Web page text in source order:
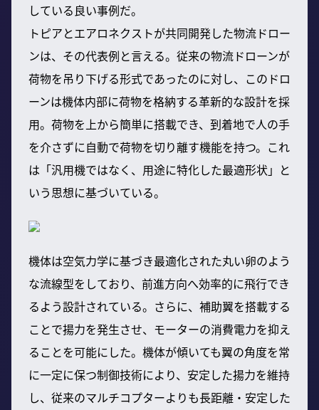
している良い事例だ。
トピアとエアロネクストが共同開発した物流ドロー
ンは、その代表例と言える。従来の物流ドローンが
荷物を吊り下げる形式であったのに対し、このドロ
ーンは機体内部に荷物を格納する革新的な設計を採
用。荷物を上から簡単に搭載でき、到着地で人の手
を介さずに自動で荷物を切り離す機能を持つ。これ
は「汎用機ではなく、用途に特化した最適形状」と
いう思想に基づいている。
機体は空気力学に基づき最適化された丸い卵のよう
な流線型をしており、前進方向へ効率的に飛行でき
るよう設計されている。さらに、補助翼を搭載する
ことで揚力を発生させ、モーターの消費電力を抑え
ることを可能にした。機体が傾いても翼の角度を常
に一定に保つ制御技術により、安定した揚力を維持
し、従来のマルチコプターよりも長距離・安定した